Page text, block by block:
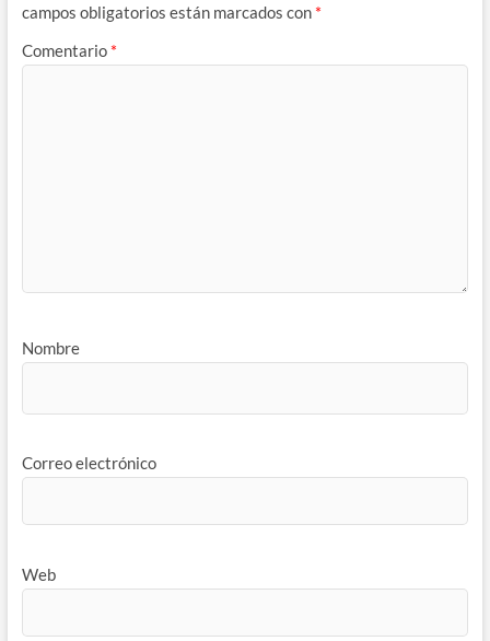
campos obligatorios están marcados con *
Comentario *
Nombre
Correo electrónico
Web